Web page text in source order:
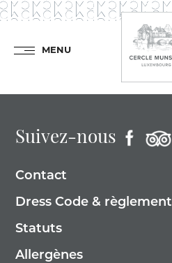
MENU
Suivez-nous
Contact
Dress Code & règlement
Statuts
Allergènes